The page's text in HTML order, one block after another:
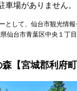
車場がありません。
として、仙台市観光情
仙台市青葉区中央１丁
【宮城郡利府町